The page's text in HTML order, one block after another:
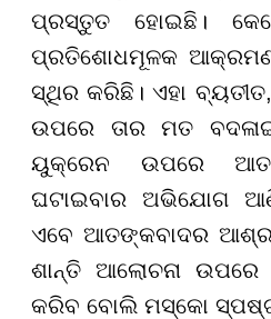
ପ୍ରସ୍ତୁତ ହୋଇଛି।
ପ୍ରତିଶୋଧମୂଳକ ଆକ୍ରମଣ
ସ୍ଥିର କରିଛି। ଏହା
ଉପରେ ତାର ମତ
ୟୁକ୍ରେନ ଉପରେ
ଘଟାଇବାର ଅଭିଯୋଗ
ଏବେ ଆତଙ୍କବାଦର
ଶାନ୍ତି ଆଲୋଚନା ଉପରେ
କରିବ ବୋଲି ମସ୍କୋ